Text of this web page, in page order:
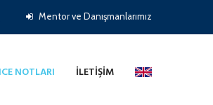
Mentor ve Danışmanlarımız
NOTLARI İLETIŞIM